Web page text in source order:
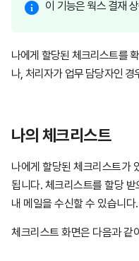
이 기능은 웍스 결재
나에게 할당된 체크리스트를
나, 처리자가 업무 담당자인
나의 체크리스트
나에게 할당된 체크리스트가
됩니다. 체크리스트를 할당
내 메일을 수신할 수 있습니다.
체크리스트 화면은 다음과 같